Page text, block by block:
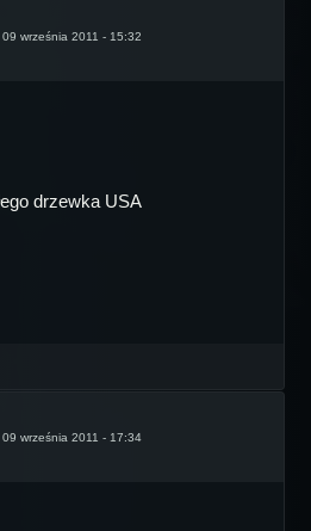
września 2011 - 15:32
drzewka USA
września 2011 - 17:34